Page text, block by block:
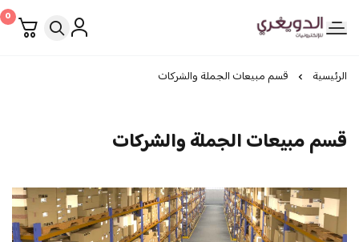
الدويغري • للإلكترونيات
0
الرئيسية قسم مبيعات الجملة والشركات
قسم مبيعات الجملة والشركات